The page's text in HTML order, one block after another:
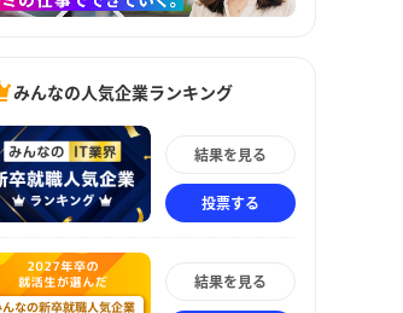
みんなの人気企業ランキング
結果を見る
投票する
結果を見る